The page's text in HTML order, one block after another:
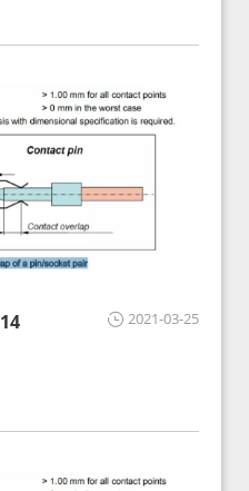
2021-03-25